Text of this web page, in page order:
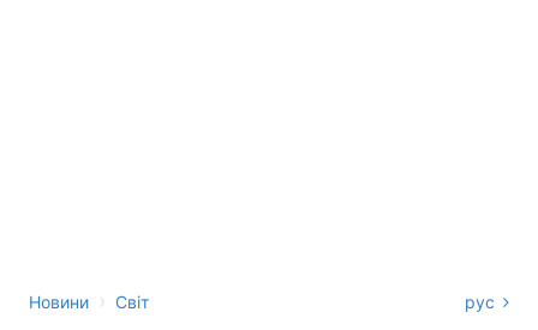
Новини › Світ рус